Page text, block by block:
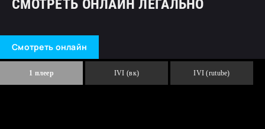
СМОТРЕТЬ ОНЛАЙН ЛЕГАЛЬНО
Смотреть онлайн
1 плеер IVI (вк) IVI (rutube)